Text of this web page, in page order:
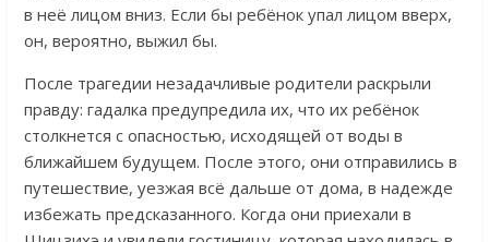
в неё лицом вниз. Если бы ребёнок упал лицом вверх,
он, вероятно, выжил бы.
После трагедии незадачливые родители раскрыли
правду: гадалка предупредила их, что их ребёнок
столкнется с опасностью, исходящей от воды в
ближайшем будущем. После этого, они отправились в
путешествие, уезжая всё дальше от дома, в надежде
избежать предсказанного. Когда они приехали в